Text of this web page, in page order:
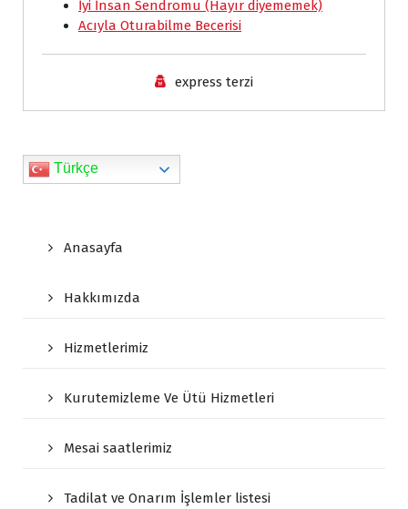
o
k
p
p
I
n
r
n
d
n
İyi İnsan Sendromu (Hayır diyememek)
Acıyla Oturabilme Becerisi
express terzi
Türkçe
Anasayfa
Hakkımızda
Hizmetlerimiz
Kurutemizleme Ve Ütü Hizmetleri
Mesai saatlerimiz
Tadilat ve Onarım İşlemler listesi